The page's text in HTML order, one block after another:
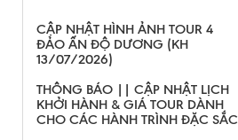
CẬP NHẬT HÌNH ẢNH TOUR 4
ĐẢO ẤN ĐỘ DƯƠNG (KH
13/07/2026)
THÔNG BÁO || CẬP NHẬT LỊCH
KHỞI HÀNH & GIÁ TOUR DÀNH
CHO CÁC HÀNH TRÌNH ĐẶC SẮC